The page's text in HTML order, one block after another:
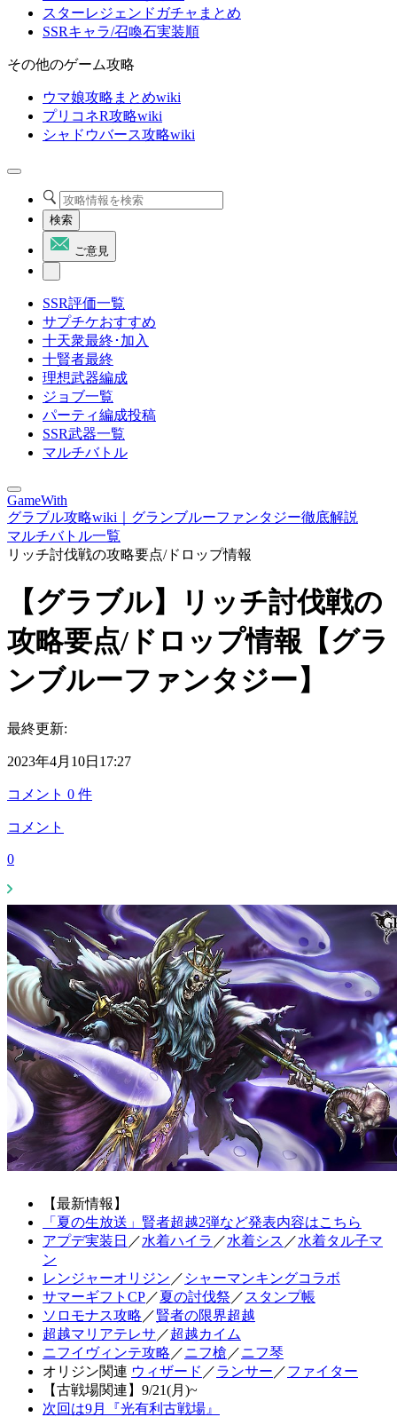
スターレジェンドガチャまとめ
SSRキャラ/召喚石実装順
その他のゲーム攻略
ウマ娘攻略まとめwiki
プリコネR攻略wiki
シャドウバース攻略wiki
検索
ご意見
SSR評価一覧
サプチケおすすめ
十天衆最終･加入
十賢者最終
理想武器編成
ジョブ一覧
パーティ編成投稿
SSR武器一覧
マルチバトル
GameWith
グラブル攻略wiki｜グランブルーファンタジー徹底解説
マルチバトル一覧
リッチ討伐戦の攻略要点/ドロップ情報
【グラブル】リッチ討伐戦の
攻略要点/ドロップ情報【グラ
ンブルーファンタジー】
最終更新:
2023年4月10日17:27
コメント 0 件
コメント
0
【最新情報】
「夏の生放送」賢者超越2弾など発表内容はこちら
アプデ実装日 ／水着ハイラ ／水着シス ／水着タル子マ
ン
レンジャーオリジン ／ シャーマンキングコラボ
サマーギフトCP／夏の討伐祭 ／ スタンプ帳
ソロモナス攻略 ／賢者の限界超越
超越マリアテレサ ／超越カイム
ニフイヴィンテ攻略 ／ニフ槍 ／ニフ琴
オリジン関連 ウィザード ／ランサー ／ファイター
【古戦場関連】9/21(月)~
次回は9月『光有利古戦場』